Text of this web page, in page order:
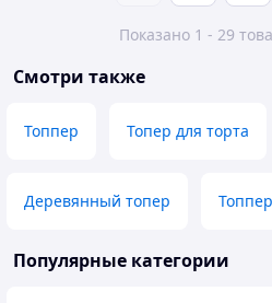
Показано 1 - 29
Смотри также
Топпер Топер для торта
Деревянный топер
Популярные категории